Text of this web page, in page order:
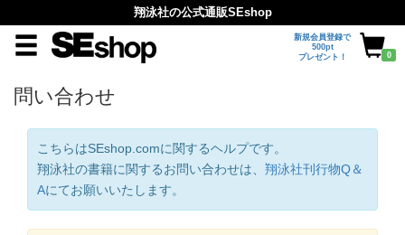
翔泳社の公式通販SEshop
新規会員登録で
500pt
プレゼント！
0
問い合わせ
こちらはSEshop.comに関するヘルプです。
翔泳社の書籍に関するお問い合わせは、 翔泳社刊行物Q＆
Aにてお願いいたします。